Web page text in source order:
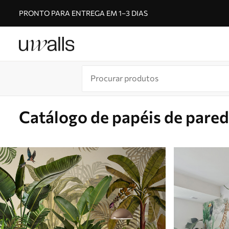
PRONTO PARA ENTREGA EM 1–3 DIAS
Catálogo de papéis de